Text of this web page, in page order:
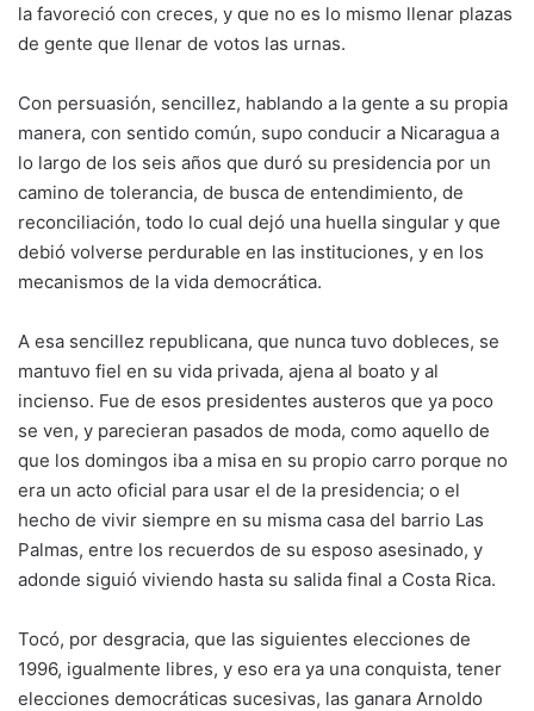
la favoreció con creces, y que no es lo mismo llenar plazas
de gente que llenar de votos las urnas.
Con persuasión, sencillez, hablando a la gente a su propia
manera, con sentido común, supo conducir a Nicaragua a
lo largo de los seis años que duró su presidencia por un
camino de tolerancia, de busca de entendimiento, de
reconciliación, todo lo cual dejó una huella singular y que
debió volverse perdurable en las instituciones, y en los
mecanismos de la vida democrática.
A esa sencillez republicana, que nunca tuvo dobleces, se
mantuvo fiel en su vida privada, ajena al boato y al
incienso. Fue de esos presidentes austeros que ya poco
se ven, y parecieran pasados de moda, como aquello de
que los domingos iba a misa en su propio carro porque no
era un acto oficial para usar el de la presidencia; o el
hecho de vivir siempre en su misma casa del barrio Las
Palmas, entre los recuerdos de su esposo asesinado, y
adonde siguió viviendo hasta su salida final a Costa Rica.
Tocó, por desgracia, que las siguientes elecciones de
1996, igualmente libres, y eso era ya una conquista, tener
elecciones democráticas sucesivas, las ganara Arnoldo